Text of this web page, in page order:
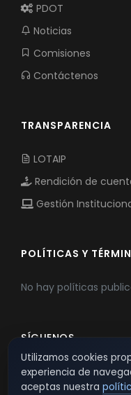
PDOT
Noticias
Comisiones
Contáctenos
TRANSPARENCIA
LOTAIP
Rendición de
Gestión
POLÍTICAS Y
No hay políticas
SÍGUENOS
Utilizamos cookies
experiencia de
aceptas nuestra